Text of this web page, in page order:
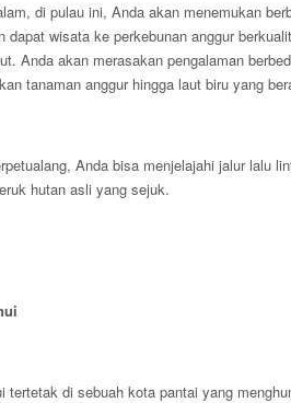
di pulau ini, Anda akan menemukan
dapat wisata ke perkebunan anggur
Anda akan merasakan pengalaman
tanaman anggur hingga laut biru yang
Anda bisa menjelajahi jalur lalu
hutan asli yang sejuk.
tertetak di sebuah kota pantai yang